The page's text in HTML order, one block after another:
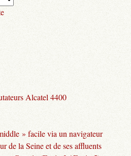
Alcatel 4400
» facile via un navigateur
de la Seine et de ses affluents